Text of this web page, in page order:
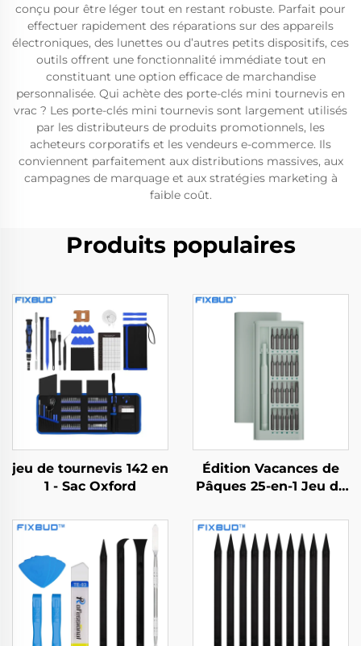
conçu pour être léger tout en restant robuste. Parfait pour
effectuer rapidement des réparations sur des appareils
électroniques, des lunettes ou d’autres petits dispositifs, ces
outils offrent une fonctionnalité immédiate tout en
constituant une option efficace de marchandise
personnalisée. Qui achète des porte-clés mini tournevis en
vrac ? Les porte-clés mini tournevis sont largement utilisés
par les distributeurs de produits promotionnels, les
acheteurs corporatifs et les vendeurs e-commerce. Ils
conviennent parfaitement aux distributions massives, aux
campagnes de marquage et aux stratégies marketing à
faible coût.
Produits populaires
jeu de tournevis 142 en
1 - Sac Oxford
Édition Vacances de
Pâques 25-en-1 Jeu de